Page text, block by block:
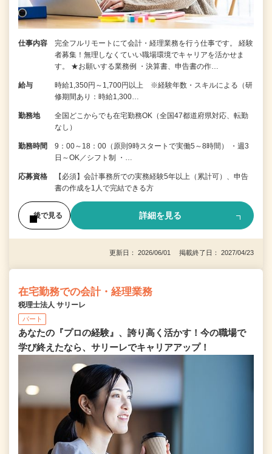
仕事内容
完全フルリモートにて会計・経理業務を行う仕事です。 経験
者募集！無理しなくていい職場環境でキャリアを活かせま
す。 ★お願いする業務例 ・決算書、申告書の作…
給与
時給1,350円～1,700円以上 ※経験年数・スキルによる（研
修期間あり：時給1,300…
勤務地
全国どこからでも在宅勤務OK（全国47都道府県対応、転勤
なし）
勤務時間
9：00～18：00（原則9時スタートで実働5～8時間） ・週3
日～OK／シフト制 ・…
応募資格
【必須】会計事務所での実務経験5年以上（累計可）、申告
書の作成を1人で完結できる方
後で見る 詳細を見る
更新日： 2026/06/01 掲載終了日： 2027/04/23
在宅勤務での会計・経理業務
税理士法人 サリーレ
パート
あなたの『プロの経験』、誇り高く活かす！今の職場で
学び終えたなら、サリーレでキャリアアップ！